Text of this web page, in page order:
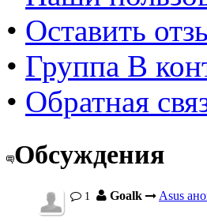
• Оставить
• Группа В
• Обратная
Обсуждения
1 Goalk Asus